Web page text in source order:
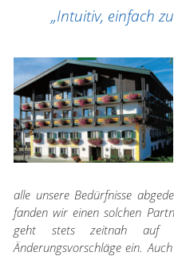
„Intuitiv, einfach
alle unsere Bedürfnisse
fanden wir einen solchen
geht stets zeitnah auf
Änderungsvorschläge ein.